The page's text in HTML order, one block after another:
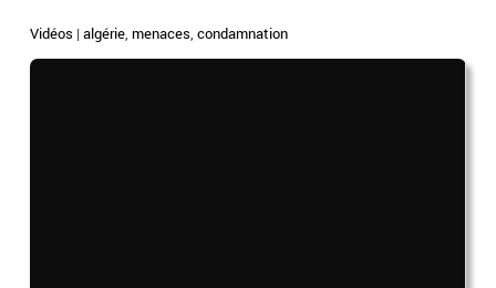
Vidéos |algérie,menaces,condamnation